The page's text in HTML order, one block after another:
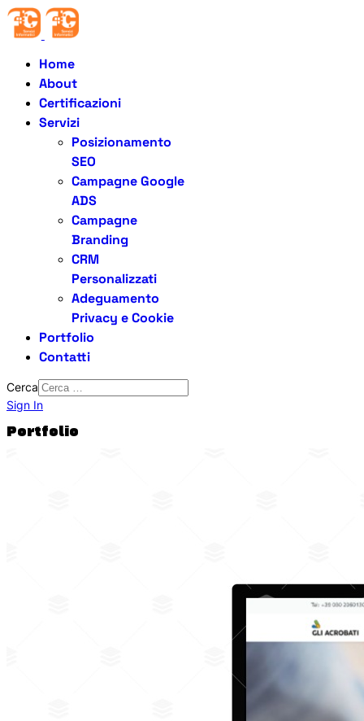
Home
About
Certificazioni
Servizi
Posizionamento
SEO
Campagne Google
ADS
Campagne
Branding
CRM
Personalizzati
Adeguamento
Privacy e Cookie
Portfolio
Contatti
Cerca
Sign In
Portfolio